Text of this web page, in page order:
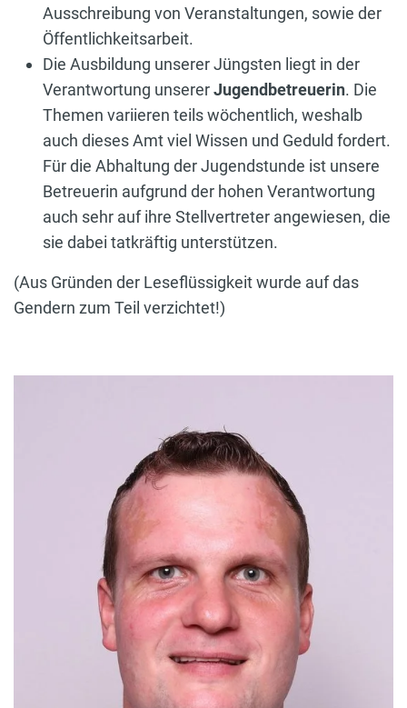
Ausschreibung von Veranstaltungen, sowie der
Öffentlichkeitsarbeit.
Die Ausbildung unserer Jüngsten liegt in der
Verantwortung unsererJugendbetreuerin. Die
Themen variieren teils wöchentlich, weshalb
auch dieses Amt viel Wissen und Geduld fordert.
Für die Abhaltung der Jugendstunde ist unsere
Betreuerin aufgrund der hohen Verantwortung
auch sehr auf ihre Stellvertreter angewiesen, die
sie dabei tatkräftig unterstützen.
(Aus Gründen der Leseflüssigkeit wurde auf das
Gendern zum Teil verzichtet!)